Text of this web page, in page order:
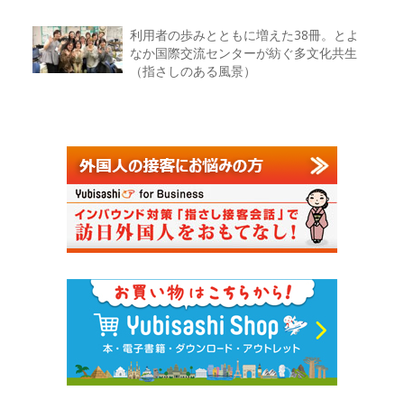
利用者の歩みとともに増えた38冊。とよ
なか国際交流センターが紡ぐ多文化共生
（指さしのある風景）